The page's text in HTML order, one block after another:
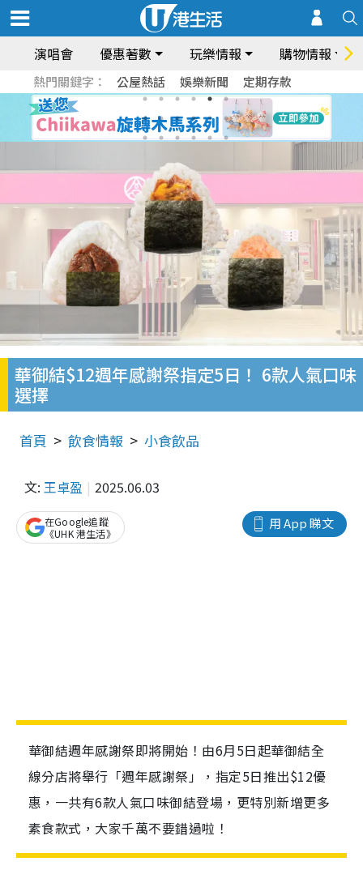
演唱會 優惠著數 玩樂情報 購物情報
熱門關鍵字： 公屋熱話 娛樂新聞 定期存款
華御結$12週年感謝祭指定5日！ 6款人氣口味
選擇
首頁 飲食情報 小食飲品
文: 王卓盈 2025.06.03
用 App 睇文
在Google追蹤
《UHK 港生活》
華御結週年感謝祭即將開始！由6月5日起華御結全
線分店將舉行「週年感謝祭」，指定5日推出$12優
惠，一共有6款人氣口味御結登場，更特別新增更多
素食款式，大家千萬不要錯過啦！